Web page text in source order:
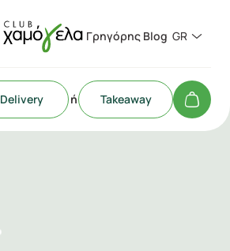
Γρηγόρης Blog GR
Delivery ή Takeaway